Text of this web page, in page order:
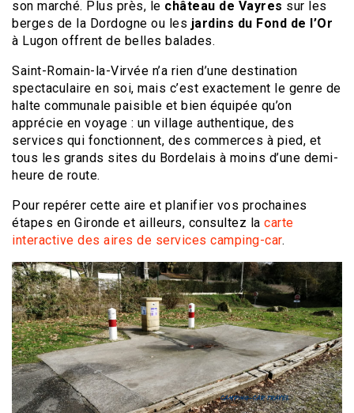
son marché. Plus près, le château de Vayres sur les
berges de la Dordogne ou les jardins du Fond de l’Or
à Lugon offrent de belles balades.
Saint-Romain-la-Virvée n’a rien d’une destination
spectaculaire en soi, mais c’est exactement le genre de
halte communale paisible et bien équipée qu’on
apprécie en voyage : un village authentique, des
services qui fonctionnent, des commerces à pied, et
tous les grands sites du Bordelais à moins d’une demi-
heure de route.
Pour repérer cette aire et planifier vos prochaines
étapes en Gironde et ailleurs, consultez la carte
interactive des aires de services camping-car.